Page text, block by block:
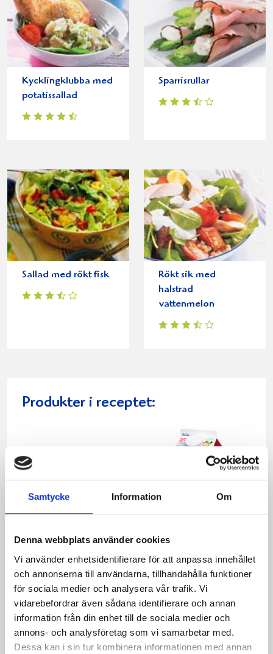
Samtycke Information Om
Denna webbplats använder cookies
Vi använder enhetsidentifierare för att anpassa innehållet
och annonserna till användarna, tillhandahålla funktioner
för sociala medier och analysera vår trafik. Vi
vidarebefordrar även sådana identifierare och annan
information från din enhet till de sociala medier och
annons- och analysföretag som vi samarbetar med.
Dessa kan i sin tur kombinera informationen med annan
Kycklingklubba med
potatissallad
Sparrisrullar
Sallad med rökt fisk
Rökt sik med
halstrad
vattenmelon
Produkter i receptet:
Mellanmjölk
1,5% laktosfri 3dl
Jordgubbsfil 2,7%
1000g